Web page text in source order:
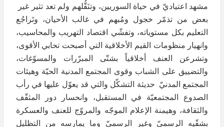
مشهد اعتياديّ في حياة السوريين، وتنَقُّلهم ولم تعد تثير غير
بعض من تذمّر خجول ومُبهم في غالب الأحيان، وتَراجُع
التعليم بكل مستوياته، وتفشّي اقتصاد التهريب والمحاسيب،
وانهيار منظومات القيم الأخلاقية التي أصبحت تحابي الأقوى،
وتشرعن العنف أخلاقياً بشتّى المبرّرات والمسوّغات،
والتضييق على الشباب وقوى المجتمع المدنية الحيّة وهيئات
المجتمع المدنيّ حديثة التشكّل والتي قد يعوّل عليها في رأب
الصدوع المجتمعيّة في المستقبل، وانحسار دور المثقّف
والثقافة، وهيمنة الإعلام الموجّه والمروّج للعنف والعسكرة
بشقّيه الرسميّ وغير الرسميّ وما يمارسه من التظليل